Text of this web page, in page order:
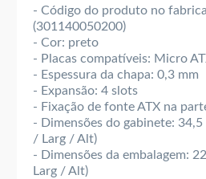
- Código do produto no
(301140050200)
- Cor: preto
- Placas compatíveis: Micro
- Espessura da chapa: 0,3 mm
- Expansão: 4 slots
- Fixação de fonte ATX na
- Dimensões do gabinete:
/ Larg / Alt)
- Dimensões da embalagem:
Larg / Alt)